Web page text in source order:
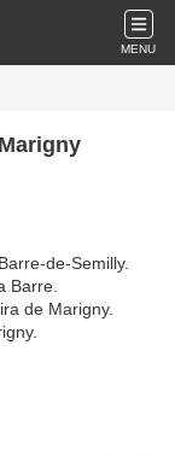
MENU
de-Semilly.
Barre.
de Marigny.